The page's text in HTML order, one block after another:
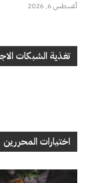
أغسطس 6, 2026
تغذية الشبكات
اختيارات المحررين